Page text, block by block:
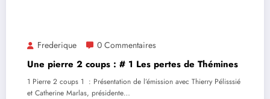
Frederique 0 Commentaires
Une pierre 2 coups : # 1 Les pertes de Thémines
1 Pierre 2 coups 1 : Présentation de l’émission avec Thierry Pélisssié
et Catherine Marlas, présidente…